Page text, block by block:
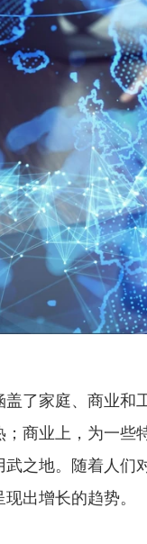
了家庭、商业和
商业上，为一些
之地。随着人们
出增长的趋势。